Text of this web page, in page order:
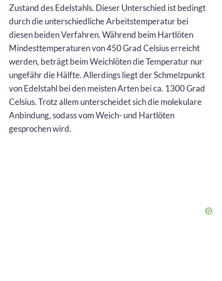
Zustand des Edelstahls. Dieser Unterschied ist bedingt
durch die unterschiedliche Arbeitstemperatur bei
diesen beiden Verfahren. Während beim Hartlöten
Mindesttemperaturen von 450 Grad Celsius erreicht
werden, beträgt beim Weichlöten die Temperatur nur
ungefähr die Hälfte. Allerdings liegt der Schmelzpunkt
von Edelstahl bei den meisten Arten bei ca. 1300 Grad
Celsius. Trotz allem unterscheidet sich die molekulare
Anbindung, sodass vom Weich- und Hartlöten
gesprochen wird.